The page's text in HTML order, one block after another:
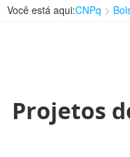
Você está aqui:CNPq
Projetos